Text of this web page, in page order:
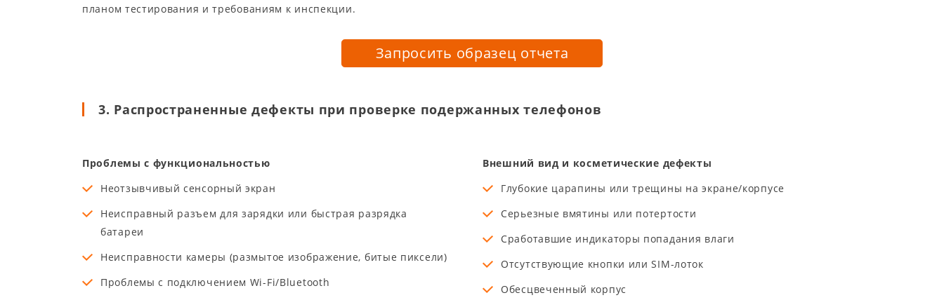
планом тестирования и требованиям к инспекции.
Запросить образец отчета
3. Распространенные дефекты при проверке подержанных телефонов
Проблемы с функциональностью
Неотзывчивый сенсорный экран
Неисправный разъем для зарядки или быстрая разрядка
батареи
Неисправности камеры (размытое изображение, битые пиксели)
Проблемы с подключением Wi-Fi/Bluetooth
Внешний вид и косметические дефекты
Глубокие царапины или трещины на экране/корпусе
Серьезные вмятины или потертости
Сработавшие индикаторы попадания влаги
Отсутствующие кнопки или SIM-лоток
Обесцвеченный корпус